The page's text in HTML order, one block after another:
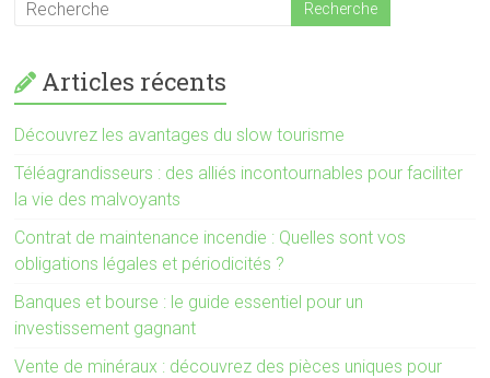
Articles récents
Découvrez les avantages du slow tourisme
Téléagrandisseurs : des alliés incontournables pour faciliter
la vie des malvoyants
Contrat de maintenance incendie : Quelles sont vos
obligations légales et périodicités ?
Banques et bourse : le guide essentiel pour un
investissement gagnant
Vente de minéraux : découvrez des pièces uniques pour